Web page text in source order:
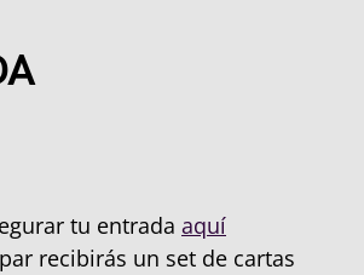
tu entrada aquí
recibirás un set de cartas